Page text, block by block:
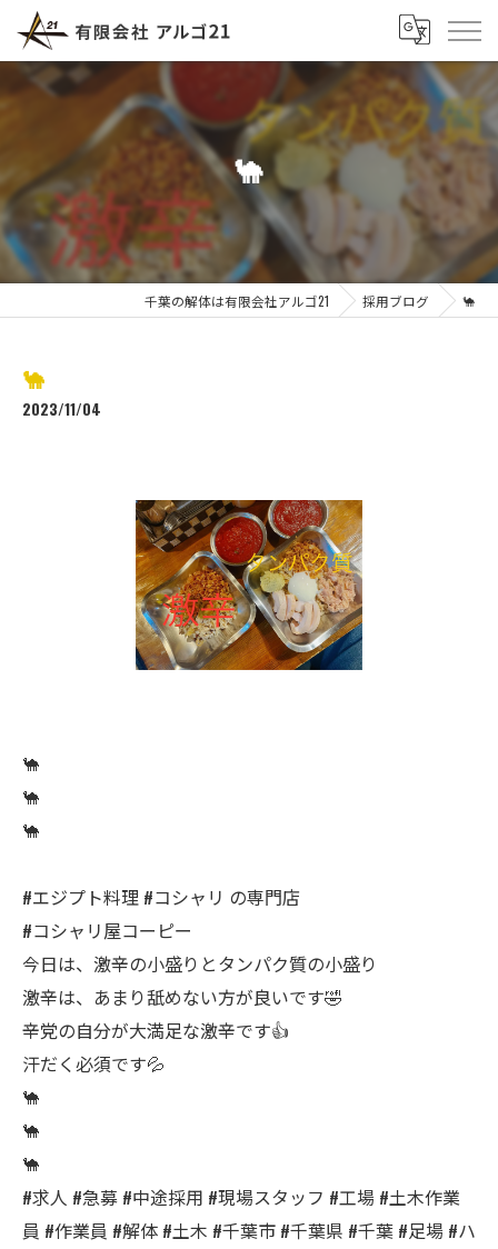
🐪
千葉の解体は有限会社アルゴ21 採用ブログ 🐪
🐪
2023/11/04
🐪
🐪
🐪
#エジプト料理 #コシャリ の専門店
#コシャリ屋コーピー
今日は、激辛の小盛りとタンパク質の小盛り
激辛は、あまり舐めない方が良いです🤣
辛党の自分が大満足な激辛です👍
汗だく必須です💦
🐪
🐪
🐪
#求人 #急募 #中途採用 #現場スタッフ #工場 #土木作業
員 #作業員 #解体 #土木 #千葉市 #千葉県 #千葉 #足場 #ハ